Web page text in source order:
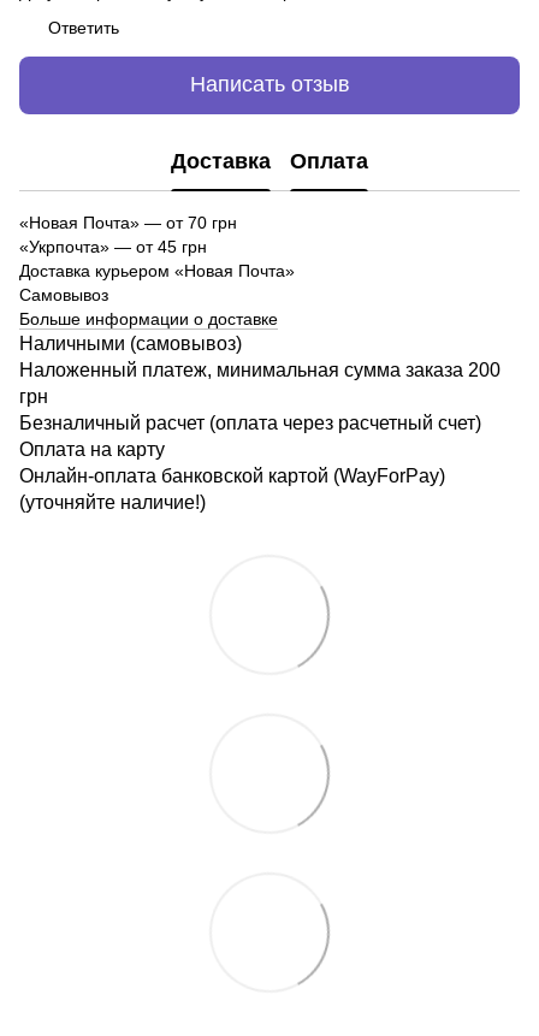
Ответить
Написать отзыв
Доставка Оплата
«Новая Почта» — от 70 грн
«Укрпочта» — от 45 грн
Доставка курьером «Новая Почта»
Самовывоз
Больше информации о доставке
Наличными (самовывоз)
Наложенный платеж, минимальная сумма заказа 200
грн
Безналичный расчет (оплата через расчетный счет)
Оплата на карту
Онлайн-оплата банковской картой (WayForPay)
(уточняйте наличие!)